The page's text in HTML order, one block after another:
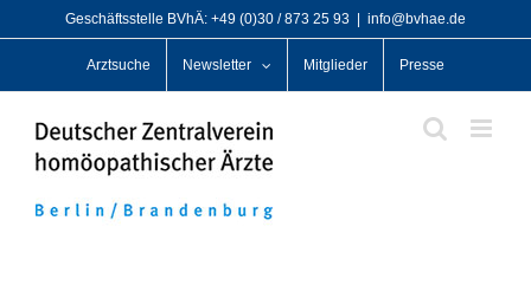
springen
Geschäftsstelle BVhÄ: +49 (0)30 / 873 25 93 info@bvhae.de
Arztsuche Newsletter Mitglieder Presse